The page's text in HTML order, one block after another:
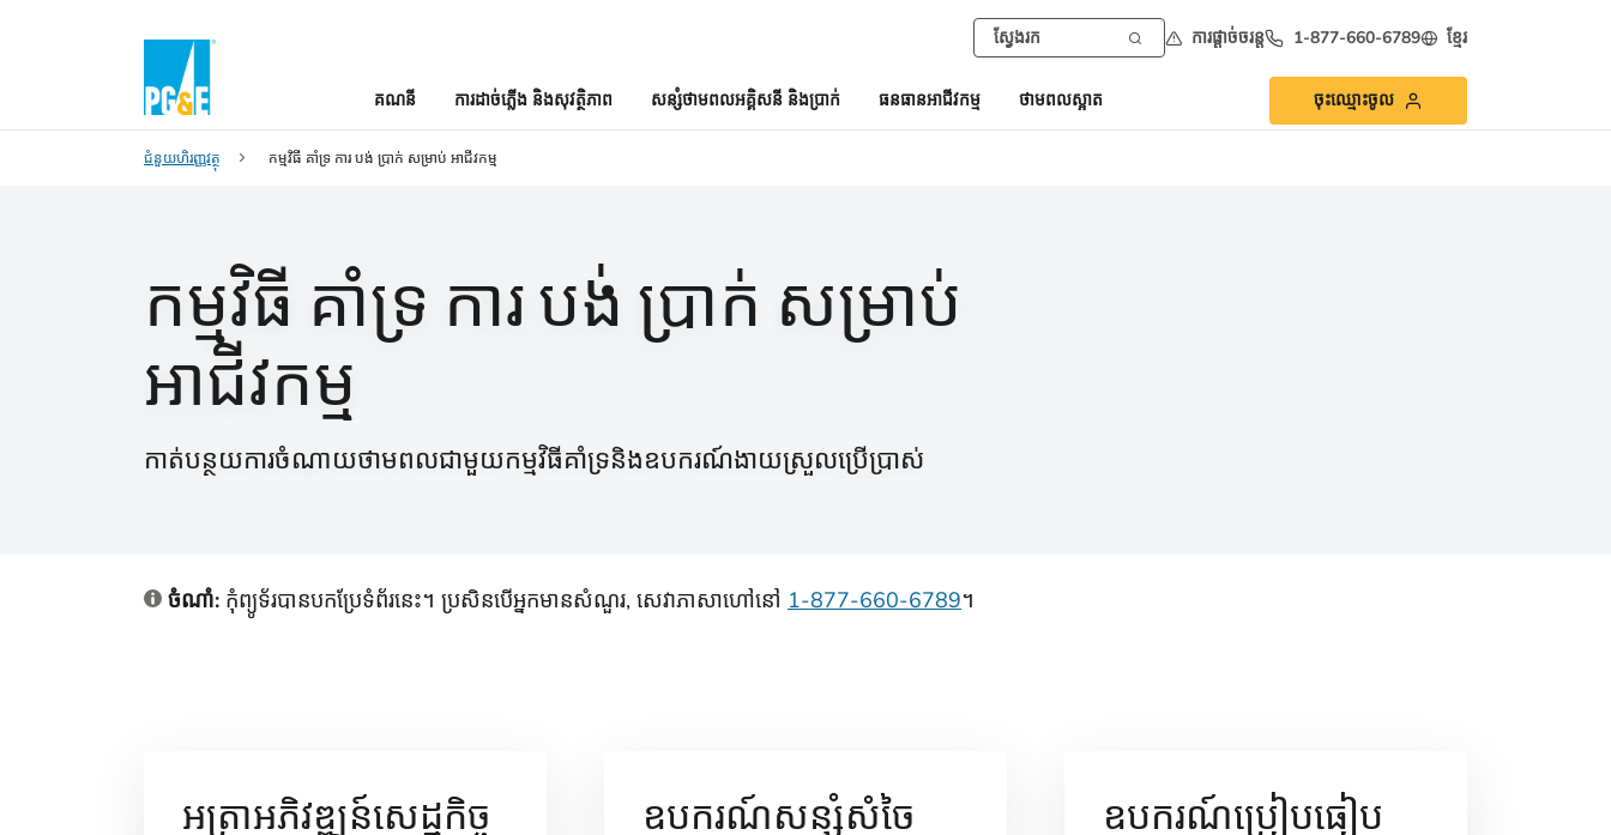
ការផ្ដាច់ចរន្ត 1-877-660-6789 ខ្មែរ
គណនី ការដាច់ភ្លើង និងសុវត្ថិភាព សន្សំថាមពលអគ្គិសនី និងប្រាក់ ធនធានអាជីវកម្ម ថាមពលស្អាត ចុះឈ្មោះចូល
ជំនួយហិរញ្ញវត្ថុ កម្មវិធី គាំទ្រ ការ បង់ ប្រាក់ សម្រាប់ អាជីវកម្ម
កម្មវិធី គាំទ្រ ការ បង់ ប្រាក់ សម្រាប់
អាជីវកម្ម
កាត់បន្ថយការចំណាយថាមពលជាមួយកម្មវិធីគាំទ្រនិងឧបករណ៍ងាយស្រួលប្រើប្រាស់
ចំណាំ: កុំព្យូទ័របានបកប្រែទំព័រនេះ។ ប្រសិនបើអ្នកមានសំណួរ, សេវាភាសាហៅនៅ 1-877-660-6789។
អត្រាអភិវឌ្ឍន៍សេដ្ឋកិច្ច
ឧបករណ៍សន្សំសំចៃ
ឧបករណ៍ប្រៀបធៀប